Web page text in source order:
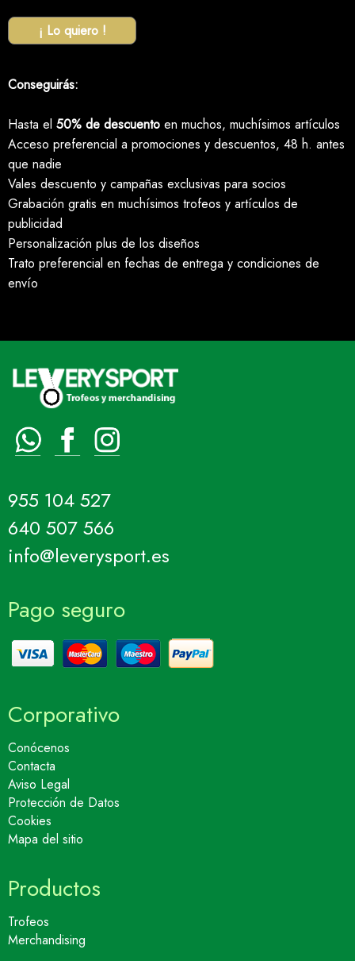
¡ Lo quiero !
Conseguirás:
Hasta el 50% de descuento en muchos, muchísimos artículos
Acceso preferencial a promociones y descuentos, 48 h. antes
que nadie
Vales descuento y campañas exclusivas para socios
Grabación gratis en muchísimos trofeos y artículos de
publicidad
Personalización plus de los diseños
Trato preferencial en fechas de entrega y condiciones de
envío
955 104 527
640 507 566
info@leverysport.es
Pago seguro
Corporativo
Conócenos
Contacta
Aviso Legal
Protección de Datos
Cookies
Mapa del sitio
Productos
Trofeos
Merchandising